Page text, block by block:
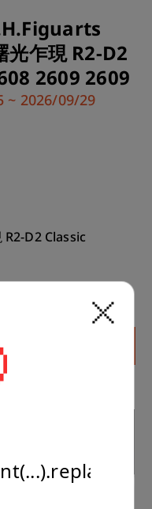
光乍現 R2-D2
2609 2609
~ 2026/09/29
R2-D2 Classic